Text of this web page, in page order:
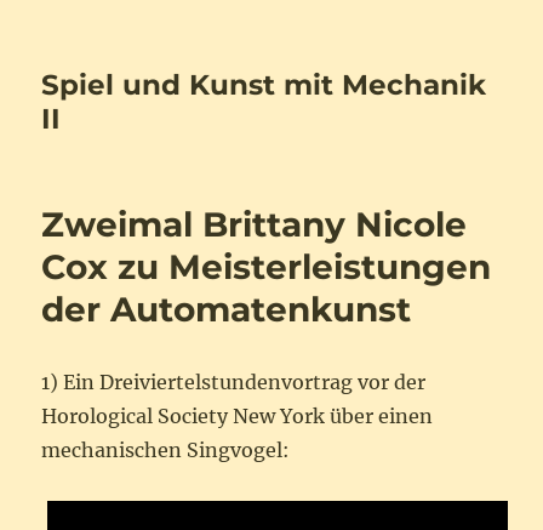
Spiel und Kunst mit Mechanik
II
Zweimal Brittany Nicole
Cox zu Meisterleistungen
der Automatenkunst
1) Ein Dreiviertelstundenvortrag vor der
Horological Society New York über einen
mechanischen Singvogel: